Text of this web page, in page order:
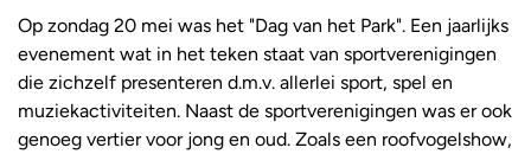
Op zondag 20 mei was het "Dag van het Park". Een jaarlijks
evenement wat in het teken staat van sportverenigingen
die zichzelf presenteren d.m.v. allerlei sport, spel en
muziekactiviteiten. Naast de sportverenigingen was er ook
genoeg vertier voor jong en oud. Zoals een roofvogelshow,